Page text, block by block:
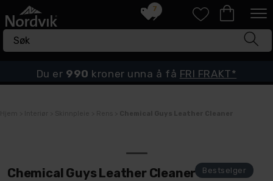
7
Du er 990 kroner unna å få FRI FRAKT*
Chemical Guys Leather Cleaner